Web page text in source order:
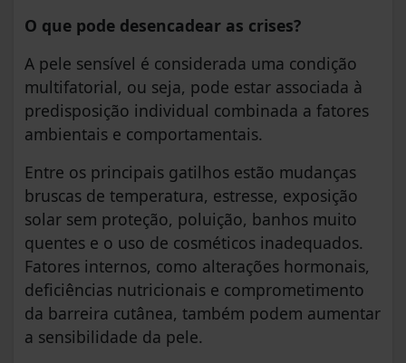
O que pode desencadear as crises?
A pele sensível é considerada uma condição
multifatorial, ou seja, pode estar associada à
predisposição individual combinada a fatores
ambientais e comportamentais.
Entre os principais gatilhos estão mudanças
bruscas de temperatura, estresse, exposição
solar sem proteção, poluição, banhos muito
quentes e o uso de cosméticos inadequados.
Fatores internos, como alterações hormonais,
deficiências nutricionais e comprometimento
da barreira cutânea, também podem aumentar
a sensibilidade da pele.